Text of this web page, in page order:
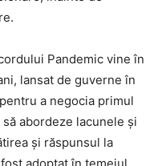
Pandemic vine în
lansat de guverne în
a negocia primul
abordeze lacunele și
și răspunsul la